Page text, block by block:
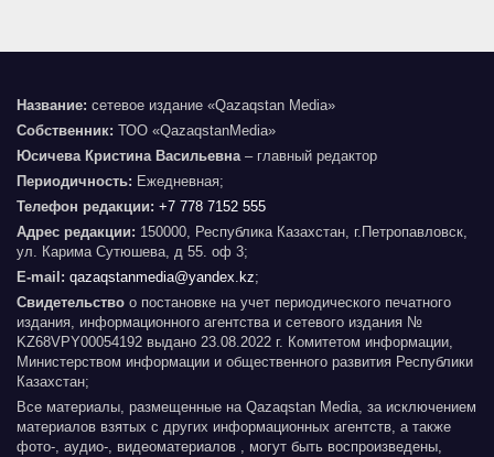
Название: сетевое издание «Qazaqstan Media»
Собственник: ТОО «QazaqstanMedia»
Юсичева Кристина Васильевна– главный редактор
Периодичность: Ежедневная;
Телефон редакции: +7 778 7152 555
Адрес редакции: 150000, Республика Казахстан, г.Петропавловск,
ул. Карима Сутюшева, д 55. оф 3;
E-mail: qazaqstanmedia@yandex.kz;
Свидетельство о постановке на учет периодического печатного
издания, информационного агентства и сетевого издания №
KZ68VPY00054192 выдано 23.08.2022 г. Комитетом информации,
Министерством информации и общественного развития Республики
Казахстан;
Все материалы, размещенные на Qazaqstan Media, за исключением
материалов взятых с других информационных агентств, а также
фото-, аудио-, видеоматериалов , могут быть воспроизведены,